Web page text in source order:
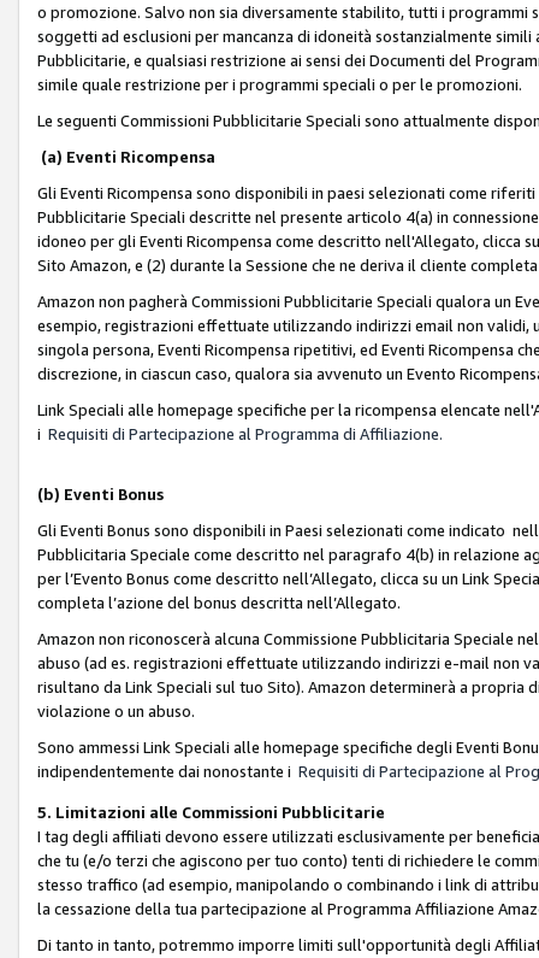
o promozione. Salvo non sia diversamente stabilito, tutti i
soggetti ad esclusioni per mancanza di idoneità sostanzialmente
Pubblicitarie, e qualsiasi restrizione ai sensi dei Documenti del
simile quale restrizione per i programmi speciali o per le promozioni.
Le seguenti Commissioni Pubblicitarie Speciali sono attualmente
(a) Eventi Ricompensa
Gli Eventi Ricompensa sono disponibili in paesi selezionati come
Pubblicitarie Speciali descritte nel presente articolo 4(a) in
idoneo per gli Eventi Ricompensa come descritto nell'Allegato, clicca
Sito Amazon, e (2) durante la Sessione che ne deriva il cliente
Amazon non pagherà Commissioni Pubblicitarie Speciali qualora un
esempio, registrazioni effettuate utilizzando indirizzi email non
singola persona, Eventi Ricompensa ripetitivi, ed Eventi Ricompensa
discrezione, in ciascun caso, qualora sia avvenuto un Evento
Link Speciali alle homepage specifiche per la ricompensa elencate
i Requisiti di Partecipazione al Programma di Affiliazione.
(b) Eventi Bonus
Gli Eventi Bonus sono disponibili in Paesi selezionati come indicato
Pubblicitaria Speciale come descritto nel paragrafo 4(b) in relazione
per l’Evento Bonus come descritto nell’Allegato, clicca su un Link
completa l’azione del bonus descritta nell’Allegato.
Amazon non riconoscerà alcuna Commissione Pubblicitaria Speciale
abuso (ad es. registrazioni effettuate utilizzando indirizzi e-mail non
risultano da Link Speciali sul tuo Sito). Amazon determinerà a propria
violazione o un abuso.
Sono ammessi Link Speciali alle homepage specifiche degli Eventi
indipendentemente dai nonostante i Requisiti di Partecipazione al
5. Limitazioni alle Commissioni Pubblicitarie
I tag degli affiliati devono essere utilizzati esclusivamente per
che tu (e/o terzi che agiscono per tuo conto) tenti di richiedere le
stesso traffico (ad esempio, manipolando o combinando i link di
la cessazione della tua partecipazione al Programma Affiliazione
Di tanto in tanto, potremmo imporre limiti sull'opportunità degli